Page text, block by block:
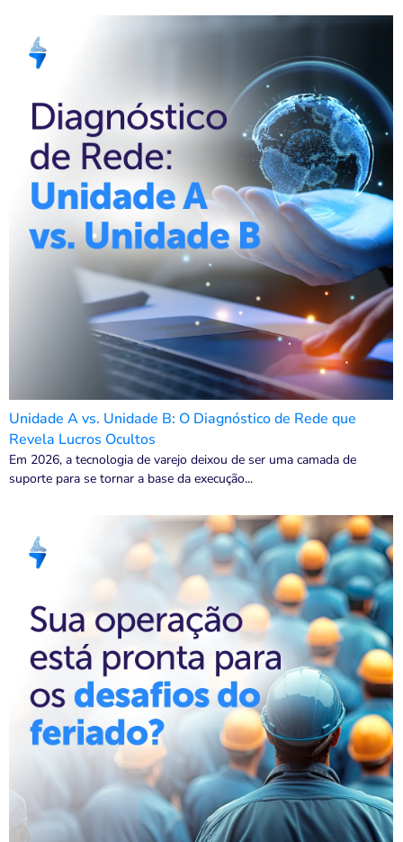
Unidade A vs. Unidade B: O Diagnóstico de Rede que
Revela Lucros Ocultos
Em 2026, a tecnologia de varejo deixou de ser uma camada de
suporte para se tornar a base da execução...